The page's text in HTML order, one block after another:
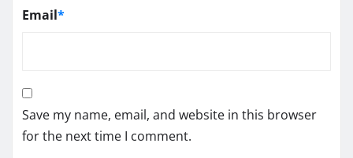
Email*
Save my name, email, and website in this browser
for the next time I comment.